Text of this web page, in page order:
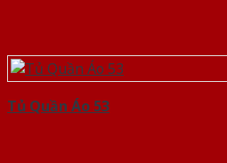
Tủ Quần Áo 53